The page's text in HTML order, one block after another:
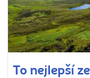
To nejlepší